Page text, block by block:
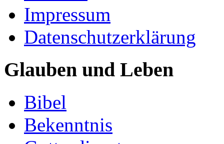
Impressum
Datenschutzerklärung
Glauben und Leben
Bibel
Bekenntnis